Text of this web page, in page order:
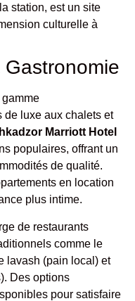
station, est un site
culturelle à
gamme
de luxe aux chalets et
Marriott Hotel
populaires, offrant un
de qualité.
en location
plus intime.
de restaurants
comme le
lavash (pain local) et
Des options
pour satisfaire